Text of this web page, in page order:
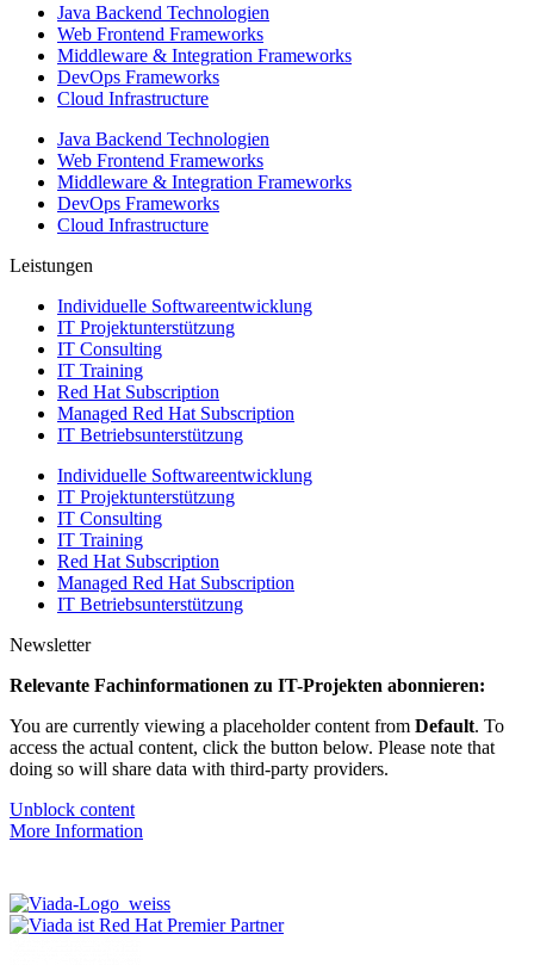
Java Backend Technologien
Web Frontend Frameworks
Middleware & Integration Frameworks
DevOps Frameworks
Cloud Infrastructure
Java Backend Technologien
Web Frontend Frameworks
Middleware & Integration Frameworks
DevOps Frameworks
Cloud Infrastructure
Leistungen
Individuelle Softwareentwicklung
IT Projektunterstützung
IT Consulting
IT Training
Red Hat Subscription
Managed Red Hat Subscription
IT Betriebsunterstützung
Individuelle Softwareentwicklung
IT Projektunterstützung
IT Consulting
IT Training
Red Hat Subscription
Managed Red Hat Subscription
IT Betriebsunterstützung
Newsletter
Relevante Fachinformationen zu IT-Projekten abonnieren:
You are currently viewing a placeholder content from Default. To
access the actual content, click the button below. Please note that
doing so will share data with third-party providers.
Unblock content
More Information